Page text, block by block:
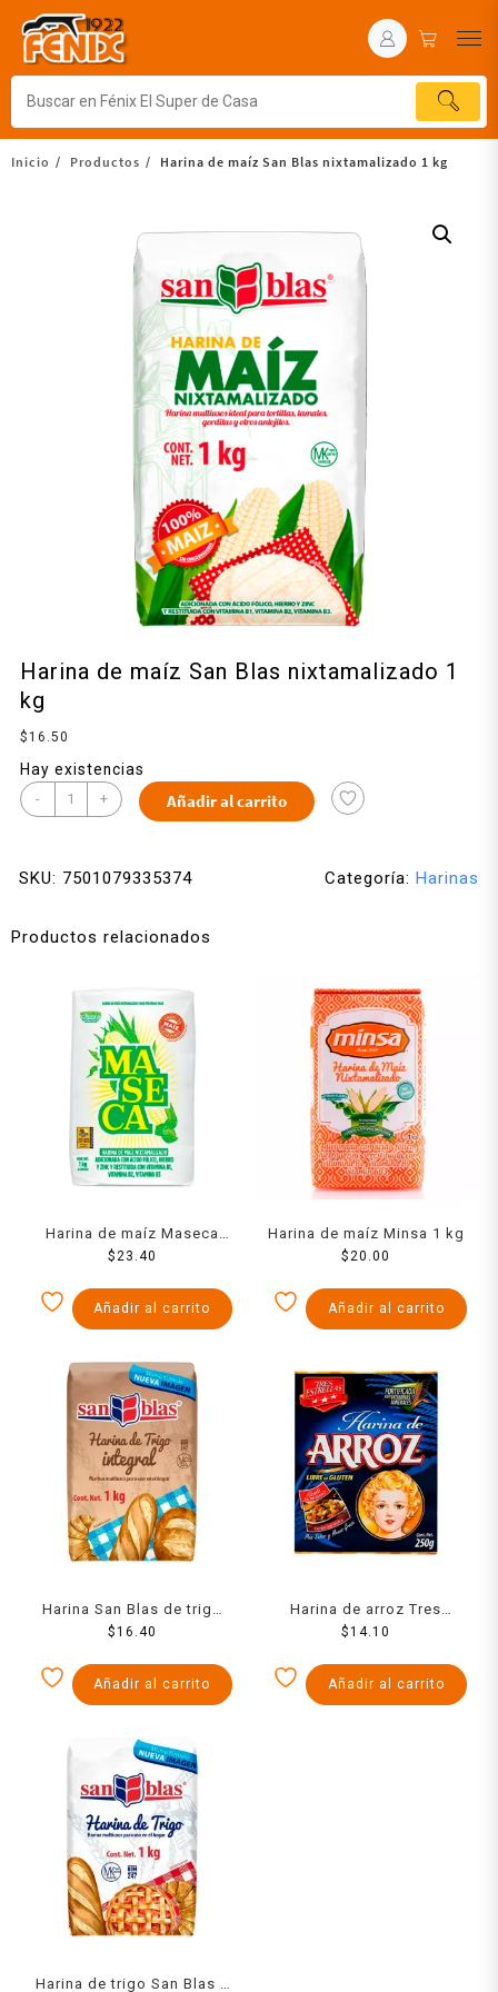
Inicio Productos Harina de maíz San Blas nixtamalizado 1 kg
Harina de maíz San Blas nixtamalizado 1
kg
$ 16.50
Hay existencias
- + Añadir al carrito
SKU: 7501079335374 Categoría: Harinas
Productos relacionados
Harina de maíz Maseca
nixtamalizado 1 kg
$ 23.40
Añadir al carrito
Harina de maíz Minsa 1 kg
$ 20.00
Añadir al carrito
Harina San Blas de trigo
integral 1 kg
$16.40
Añadir al carrito
Harina de arroz Tres
Estrellas 250 g
$14.10
Añadir al carrito
Harina de trigo San Blas 1